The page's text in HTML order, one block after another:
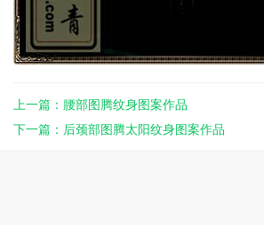
上一篇：腰部图腾纹身图案作品
下一篇：后颈部图腾太阳纹身图案作品